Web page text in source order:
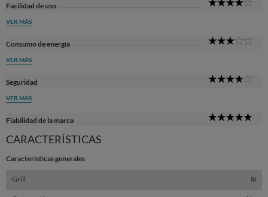
Facilidad de uso
VER MÁS
Consumo de energía
VER MÁS
Seguridad
VER MÁS
Fiabilidad de la marca
CARACTERÍSTICAS
Características generales
Grill Sí